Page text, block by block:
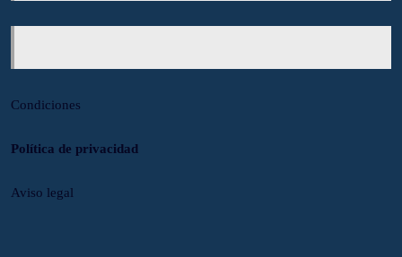
Condiciones
Política de privacidad
Aviso legal